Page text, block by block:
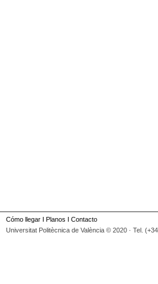
Cómo llegar I Planos I Contacto
Universitat Politècnica de València © 2020 · Tel.